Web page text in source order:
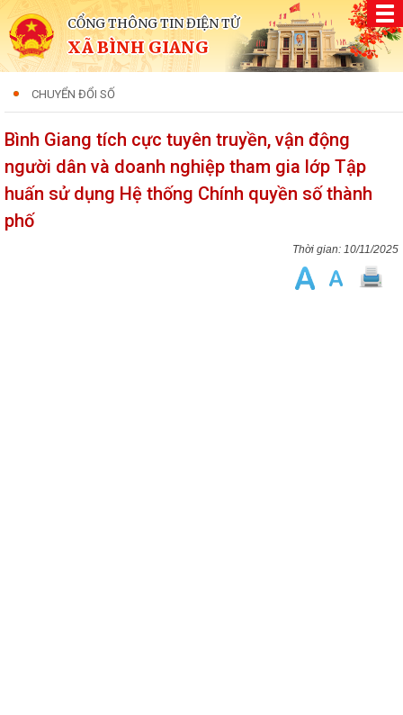
CỔNG THÔNG TIN ĐIỆN TỬ
XÃ BÌNH GIANG
CHUYỂN ĐỔI SỐ
Bình Giang tích cực tuyên truyền, vận động
người dân và doanh nghiệp tham gia lớp Tập
huấn sử dụng Hệ thống Chính quyền số thành
phố
10/11/2025